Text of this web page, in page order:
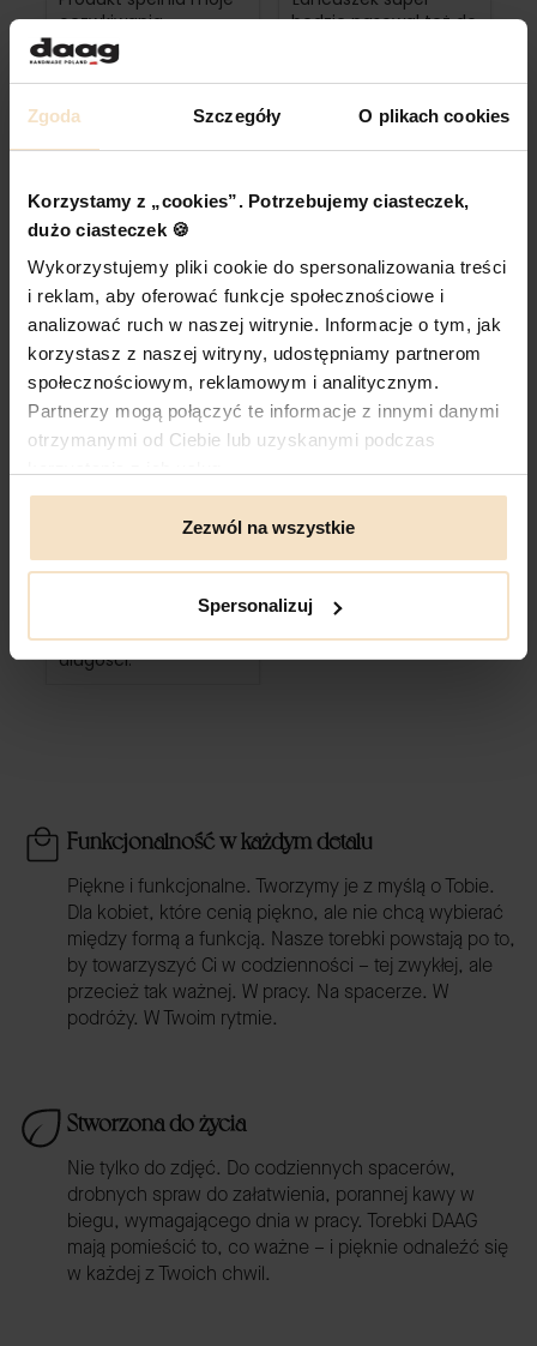
Zgoda Szczegóły O plikach cookies
Korzystamy z „cookies”. Potrzebujemy ciasteczek,
dużo ciasteczek 🍪
Wykorzystujemy pliki cookie do spersonalizowania treści
i reklam, aby oferować funkcje społecznościowe i
analizować ruch w naszej witrynie. Informacje o tym, jak
korzystasz z naszej witryny, udostępniamy partnerom
społecznościowym, reklamowym i analitycznym.
Partnerzy mogą połączyć te informacje z innymi danymi
otrzymanymi od Ciebie lub uzyskanymi podczas
Zezwól na wszystkie
Spersonalizuj
oczwkiwania
05.11.2024
19.11.2023
Piękny, ciężki i w
sekundę zmienia
charakter torebki.. 😁
10.09.2023
Łańcuszek
można złożyć na pół
lub nosić na pełnej
długości.
będzie pasował też do
Konkretny ciężki -
łańcuszek podwójny.
Robi robotę :)
Funkcjonalność w każdym detalu
Piękne i funkcjonalne. Tworzymy je z myślą o Tobie.
Dla kobiet, które cenią piękno, ale nie chcą wybierać
między formą a funkcją. Nasze torebki powstają po to,
by towarzyszyć Ci w codzienności – tej zwykłej, ale
przecież tak ważnej. W pracy. Na spacerze. W
podróży. W Twoim rytmie.
Stworzona do życia
Nie tylko do zdjęć. Do codziennych spacerów,
drobnych spraw do załatwienia, porannej kawy w
biegu, wymagającego dnia w pracy. Torebki DAAG
mają pomieścić to, co ważne – i pięknie odnaleźć się
w każdej z Twoich chwil.